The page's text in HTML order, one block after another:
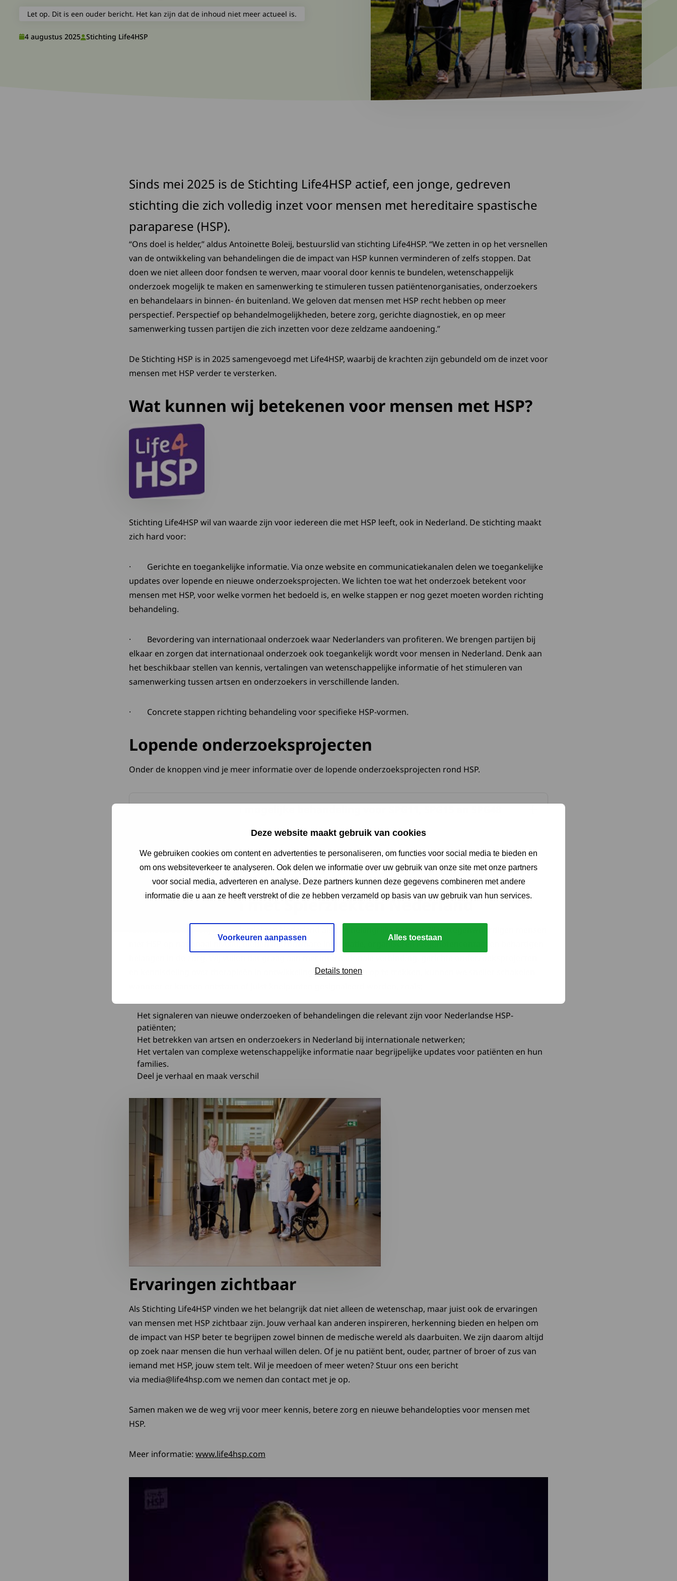
Deze website maakt gebruik van cookies
We gebruiken cookies om content en advertenties te personaliseren, om functies voor social media te bieden en
om ons websiteverkeer te analyseren. Ook delen we informatie over uw gebruik van onze site met onze partners
voor social media, adverteren en analyse. Deze partners kunnen deze gegevens combineren met andere
informatie die u aan ze heeft verstrekt of die ze hebben verzameld op basis van uw gebruik van hun services.
Voorkeuren aanpassen Alles toestaan
Details tonen
Let op. Dit is een ouder bericht. Het kan zijn dat de inhoud niet meer actueel is.
4 augustus 2025 Stichting Life4HSP
Sinds mei 2025 is de Stichting Life4HSP actief, een jonge, gedreven
stichting die zich volledig inzet voor mensen met hereditaire spastische
paraparese (HSP).
“Ons doel is helder,” aldus Antoinette Boleij, bestuurslid van stichting Life4HSP. “We zetten in op het versnellen
van de ontwikkeling van behandelingen die de impact van HSP kunnen verminderen of zelfs stoppen. Dat
doen we niet alleen door fondsen te werven, maar vooral door kennis te bundelen, wetenschappelijk
onderzoek mogelijk te maken en samenwerking te stimuleren tussen patiëntenorganisaties, onderzoekers
en behandelaars in binnen- én buitenland. We geloven dat mensen met HSP recht hebben op meer
perspectief. Perspectief op behandelmogelijkheden, betere zorg, gerichte diagnostiek, en op meer
samenwerking tussen partijen die zich inzetten voor deze zeldzame aandoening.”
De Stichting HSP is in 2025 samengevoegd met Life4HSP, waarbij de krachten zijn gebundeld om de inzet voor
mensen met HSP verder te versterken.
Wat kunnen wij betekenen voor mensen met HSP?
Stichting Life4HSP wil van waarde zijn voor iedereen die met HSP leeft, ook in Nederland. De stichting maakt
zich hard voor:
· Gerichte en toegankelijke informatie. Via onze website en communicatiekanalen delen we toegankelijke
updates over lopende en nieuwe onderzoeksprojecten. We lichten toe wat het onderzoek betekent voor
mensen met HSP, voor welke vormen het bedoeld is, en welke stappen er nog gezet moeten worden richting
behandeling.
· Bevordering van internationaal onderzoek waar Nederlanders van profiteren. We brengen partijen bij
elkaar en zorgen dat internationaal onderzoek ook toegankelijk wordt voor mensen in Nederland. Denk aan
het beschikbaar stellen van kennis, vertalingen van wetenschappelijke informatie of het stimuleren van
samenwerking tussen artsen en onderzoekers in verschillende landen.
· Concrete stappen richting behandeling voor specifieke HSP-vormen.
Lopende onderzoeksprojecten
Onder de knoppen vind je meer informatie over de lopende onderzoeksprojecten rond HSP.
Gentherapie voor SPG47 – een wereldprimeur
Samenwerken met Spierziekten Nederland
met HSP op nationaal niveau, bieden betrouwbare informatie, organiseren lotgenotencontact en behartigen
en kennisdeling over therapieën in ontwikkeling.” Door samen op te trekken, kunnen we sneller schakelen
Het signaleren van nieuwe onderzoeken of behandelingen die relevant zijn voor Nederlandse HSP-
patiënten;
Het betrekken van artsen en onderzoekers in Nederland bij internationale netwerken;
Het vertalen van complexe wetenschappelijke informatie naar begrijpelijke updates voor patiënten en hun
families.
Deel je verhaal en maak verschil
Ervaringen zichtbaar
Als Stichting Life4HSP vinden we het belangrijk dat niet alleen de wetenschap, maar juist ook de ervaringen
van mensen met HSP zichtbaar zijn. Jouw verhaal kan anderen inspireren, herkenning bieden en helpen om
de impact van HSP beter te begrijpen zowel binnen de medische wereld als daarbuiten. We zijn daarom altijd
op zoek naar mensen die hun verhaal willen delen. Of je nu patiënt bent, ouder, partner of broer of zus van
iemand met HSP, jouw stem telt. Wil je meedoen of meer weten? Stuur ons een bericht
via media@life4hsp.com we nemen dan contact met je op.
Samen maken we de weg vrij voor meer kennis, betere zorg en nieuwe behandelopties voor mensen met
HSP.
Meer informatie: www.life4hsp.com